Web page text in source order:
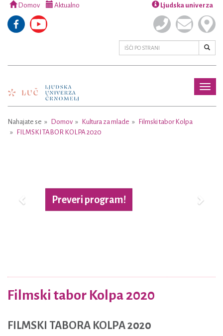
Domov Aktualno Ljudska univerza
Nahajate se Domov Kultura za mlade
Filmski tabor Kolpa
FILMSKI TABOR KOLPA 2020
Filmski tabor Kolpa 2020
FILMSKI TABORA KOLPA 2020